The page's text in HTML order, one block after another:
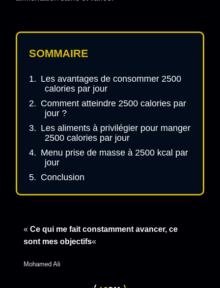
SOMMAIRE
Les avantages de consommer 2500
calories par jour
Comment atteindre 2500 calories par
jour ?
Les aliments à privilégier pour manger
2500 calories par jour
Menu prise de masse à 2500 kcal par
jour
Conclusion
« Ce qui me fait constamment avan­cer, ce
sont mes ob­jec­tifs«
Mohamed Ali